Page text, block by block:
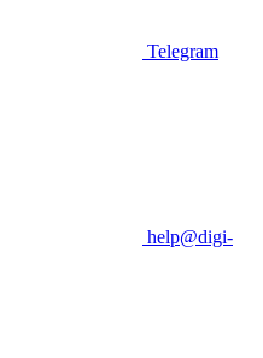
Telegram
help@digi-